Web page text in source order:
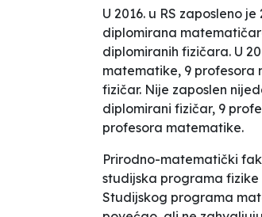
U 2016. u RS zaposleno
diplomirana
diplomiranih fizičara. U
matematike, 9 profesora
fizičar. Nije zaposlen
diplomirani fizičar, 9
profesora matematike.
Prirodno-matematički
studijska programa
Studijskog programa